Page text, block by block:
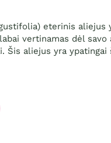
eterinis aliejus
vertinamas dėl savo
Šis aliejus yra ypatingai